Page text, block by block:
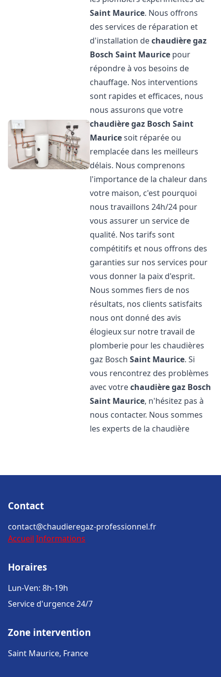
Saint Maurice. Nous offrons
des services de réparation et
d'installation dechaudière gaz
Bosch Saint Maurice pour
répondre à vos besoins de
chauffage. Nos interventions
sont rapides et efficaces, nous
nous assurons que votre
chaudière gaz Bosch Saint
Mauricesoit réparée ou
remplacée dans les meilleurs
délais. Nous comprenons
l'importance de la chaleur dans
votre maison, c'est pourquoi
nous travaillons 24h/24 pour
vous assurer un service de
qualité. Nos tarifs sont
compétitifs et nous offrons des
garanties sur nos services pour
vous donner la paix d'esprit.
Nous sommes fiers de nos
résultats, nos clients satisfaits
nous ont donné des avis
élogieux sur notre travail de
plomberie pour les chaudières
gaz BoschSaint Maurice. Si
vous rencontrez des problèmes
avec votrechaudière gaz Bosch
Saint Maurice, n'hésitez pas à
nous contacter. Nous sommes
les experts de la chaudière
Contact
contact@chaudieregaz-professionnel.fr
Accueil Informations
Horaires
Lun-Ven: 8h-19h
Service d'urgence 24/7
Zone intervention
Saint Maurice, France